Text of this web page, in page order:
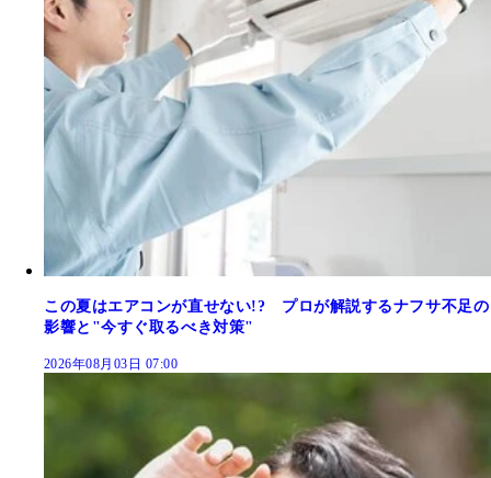
この夏はエアコンが直せない!? プロが解説するナフサ不足の
影響と"今すぐ取るべき対策"
2026年08月03日 07:00